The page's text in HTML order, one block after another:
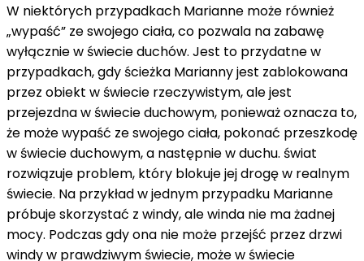
W niektórych przypadkach Marianne może również
„wypaść” ze swojego ciała, co pozwala na zabawę
wyłącznie w świecie duchów. Jest to przydatne w
przypadkach, gdy ścieżka Marianny jest zablokowana
przez obiekt w świecie rzeczywistym, ale jest
przejezdna w świecie duchowym, ponieważ oznacza to,
że może wypaść ze swojego ciała, pokonać przeszkodę
w świecie duchowym, a następnie w duchu. świat
rozwiązuje problem, który blokuje jej drogę w realnym
świecie. Na przykład w jednym przypadku Marianne
próbuje skorzystać z windy, ale winda nie ma żadnej
mocy. Podczas gdy ona nie może przejść przez drzwi
windy w prawdziwym świecie, może w świecie